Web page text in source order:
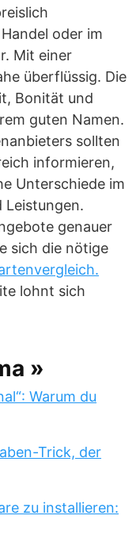
oder im
Mit einer
überflüssig. Die
Bonität und
guten Namen.
sollten
informieren,
Unterschiede im
Leistungen.
genauer
sich die nötige
lohnt sich
»
Warum du
Trick, der
zu installieren: